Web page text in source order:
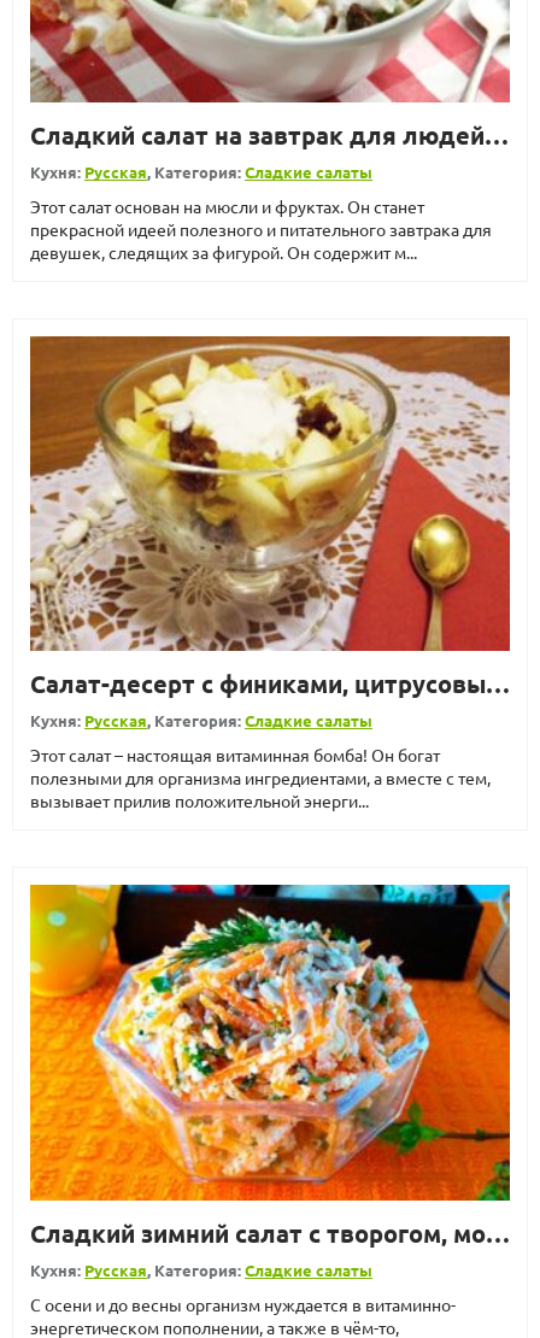
Сладкий салат на завтрак для людей, следящих за фигурой
Кухня: Русская, Категория:Сладкие салаты
Этот салат основан на мюсли и фруктах. Он станет
прекрасной идеей полезного и питательного завтрака для
девушек, следящих за фигурой. Он содержит м...
Салат-десерт с финиками, цитрусовыми, фруктами и орехами
Кухня: Русская, Категория:Сладкие салаты
Этот салат – настоящая витаминная бомба! Он богат
полезными для организма ингредиентами, а вместе с тем,
вызывает прилив положительной энерги...
Сладкий зимний салат с творогом, морковью и сухофруктами
Кухня: Русская, Категория:Сладкие салаты
С осени и до весны организм нуждается в витаминно-
энергетическом пополнении, а также в чём-то,